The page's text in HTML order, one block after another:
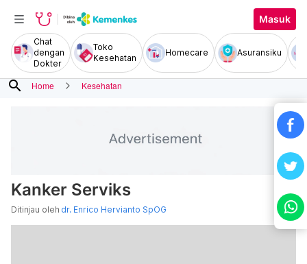
Masuk
Chat
dengan
Dokter
Toko
Kesehatan
Homecare Asuransiku
search Home Kesehatan
Kanker Serviks
Ditinjau oleh dr. Enrico Hervianto SpOG